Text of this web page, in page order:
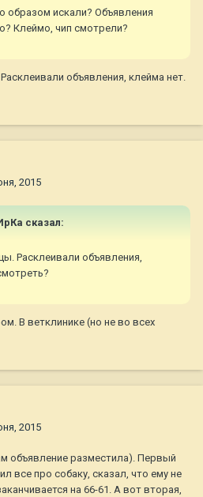
образом искали? Объявления
Клеймо, чип смотрели?
объявления, клейма нет.
2015
сказал:
Расклеивали объявления,
В ветклинике (но не во всех
2015
объявление разместила). Первый
все про собаку, сказал, что ему не
на 66-61. А вот вторая,